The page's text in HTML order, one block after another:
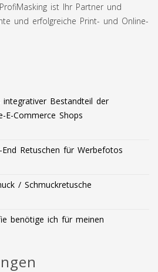
ist Ihr Partner und
und erfolgreiche Print- und Online-
Bestandteil der
E-Commerce Shops
Retuschen für Werbefotos
/ Schmuckretusche
benötige ich für meinen